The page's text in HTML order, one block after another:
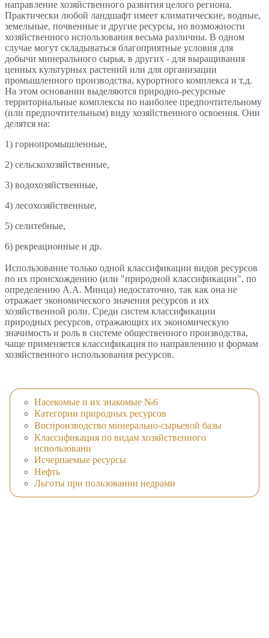
направление хозяйственного развития целого региона.
Практически любой ландшафт имеет климатические, водные,
земельные, почвенные и другие ресурсы, но возможности
хозяйственного использования весьма различны. В одном
случае могут складываться благоприятные условия для
добычи минерального сырья, в других - для выращивания
ценных культурных растений или для организации
промышленного производства, курортного комплекса и т.д.
На этом основании выделяются природно-ресурсные
территориальные комплексы по наиболее предпочтительному
(или предпочтительным) виду хозяйственного освоения. Они
делятся на:
1) горнопромышленные,
2) сельскохозяйственные,
3) водохозяйственные,
4) лесохозяйственные,
5) селитебные,
6) рекреационные и др.
Использование только одной классификации видов ресурсов
по их происхождению (или "природной классификации", по
определению А.А. Минца) недостаточно, так как она не
отражает экономического значения ресурсов и их
хозяйственной роли. Среди систем классификации
природных ресурсов, отражающих их экономическую
значимость и роль в системе общественного производства,
чаще применяется классификация по направлению и формам
хозяйственного использования ресурсов.
Насекомые и их знакомые №6
Категории природных ресурсов
Воспроизводство минерально-сырьевой базы
Классификация по видам хозяйственного
использовани
Исчерпаемые ресурсы
Нефть
Льготы при пользовании недрами